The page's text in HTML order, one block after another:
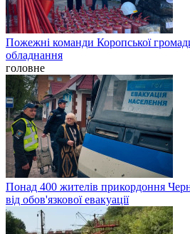
Пожежні команди Коропської
обладнання
головне
Понад 400 жителів прикордоння
від обов'язкової евакуації